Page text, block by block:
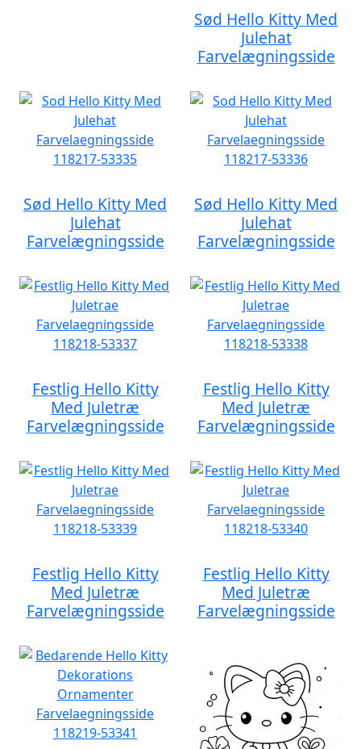
Sød Hello Kitty Med
Julehat
Farvelægningsside
Sød Hello Kitty Med
Julehat
Farvelægningsside
Sød Hello Kitty Med
Julehat
Farvelægningsside
Festlig Hello Kitty
Med Juletræ
Farvelægningsside
Festlig Hello Kitty
Med Juletræ
Farvelægningsside
Festlig Hello Kitty
Med Juletræ
Farvelægningsside
Festlig Hello Kitty
Med Juletræ
Farvelægningsside